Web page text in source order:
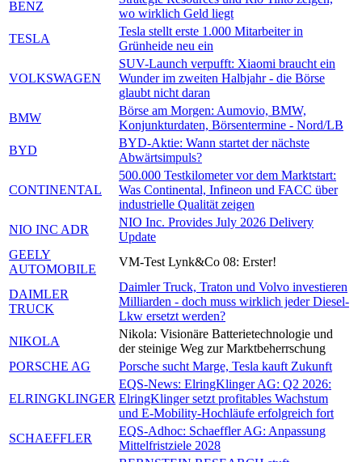
BENZ
wo wirklich Geld liegt
TESLA
Tesla stellt erste 1.000 Mitarbeiter in
Grünheide neu ein
VOLKSWAGEN
SUV-Launch verpufft: Xiaomi braucht ein
Wunder im zweiten Halbjahr - die Börse
glaubt nicht daran
BMW
Börse am Morgen: Aumovio, BMW,
Konjunkturdaten, Börsentermine - Nord/LB
BYD
BYD-Aktie: Wann startet der nächste
Abwärtsimpuls?
CONTINENTAL
500.000 Testkilometer vor dem Marktstart:
Was Continental, Infineon und FACC über
industrielle Qualität zeigen
NIO INC ADR
NIO Inc. Provides July 2026 Delivery
Update
GEELY
AUTOMOBILE
VM-Test Lynk&Co 08: Erster!
DAIMLER
TRUCK
Daimler Truck, Traton und Volvo investieren
Milliarden - doch muss wirklich jeder Diesel-
Lkw ersetzt werden?
NIKOLA
Nikola: Visionäre Batterietechnologie und
der steinige Weg zur Marktbeherrschung
PORSCHE AG
Porsche sucht Marge, Tesla kauft Zukunft
ELRINGKLINGER
EQS-News: ElringKlinger AG: Q2 2026:
ElringKlinger setzt profitables Wachstum
und E-Mobility-Hochläufe erfolgreich fort
SCHAEFFLER
EQS-Adhoc: Schaeffler AG: Anpassung
Mittelfristziele 2028